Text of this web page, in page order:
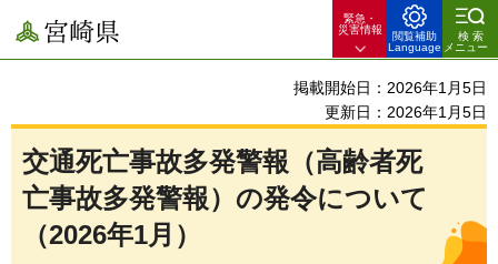
宮崎県
緊急・
災害情報
閲覧補助
Language
検索
メニュー
掲載開始日：2026年1月5日
更新日：2026年1月5日
交通死亡事故多発警報（高齢者死
亡事故多発警報）の発令について
（2026年1月）